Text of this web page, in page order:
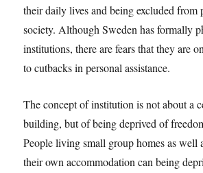
their daily lives and being excluded from
society. Although Sweden has formally
institutions, there are fears that they are
to cutbacks in personal assistance.
The concept of institution is not about a
building, but of being deprived of
People living small group homes as well
their own accommodation can being